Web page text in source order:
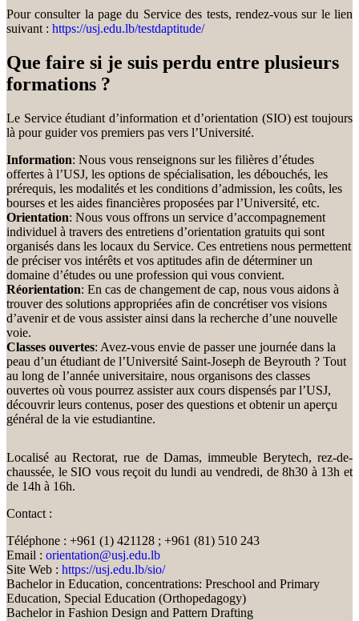
Pour consulter la page du Service des tests, rendez-vous sur le lien
suivant : https://usj.edu.lb/testdaptitude/
Que faire si je suis perdu entre plusieurs
formations ?
Le Service étudiant d’information et d’orientation (SIO) est toujours
là pour guider vos premiers pas vers l’Université.
Information: Nous vous renseignons sur les filières d’études
offertes à l’USJ, les options de spécialisation, les débouchés, les
prérequis, les modalités et les conditions d’admission, les coûts, les
bourses et les aides financières proposées par l’Université, etc.
Orientation: Nous vous offrons un service d’accompagnement
individuel à travers des entretiens d’orientation gratuits qui sont
organisés dans les locaux du Service. Ces entretiens nous permettent
de préciser vos intérêts et vos aptitudes afin de déterminer un
domaine d’études ou une profession qui vous convient.
Réorientation: En cas de changement de cap, nous vous aidons à
trouver des solutions appropriées afin de concrétiser vos visions
d’avenir et de vous assister ainsi dans la recherche d’une nouvelle
voie.
Classes ouvertes: Avez-vous envie de passer une journée dans la
peau d’un étudiant de l’Université Saint-Joseph de Beyrouth ? Tout
au long de l’année universitaire, nous organisons des classes
ouvertes où vous pourrez assister aux cours dispensés par l’USJ,
découvrir leurs contenus, poser des questions et obtenir un aperçu
général de la vie estudiantine.
Localisé au Rectorat, rue de Damas, immeuble Berytech, rez-de-
chaussée, le SIO vous reçoit du lundi au vendredi, de 8h30 à 13h et
de 14h à 16h.
Contact :
Téléphone : +961 (1) 421128 ; +961 (81) 510 243
Email : orientation@usj.edu.lb
Site Web : https://usj.edu.lb/sio/
Bachelor in Education, concentrations: Preschool and Primary
Education, Special Education (Orthopedagogy)
Bachelor in Fashion Design and Pattern Drafting